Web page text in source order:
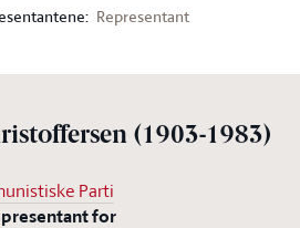
Representant
(1903-1983)
Parti
for